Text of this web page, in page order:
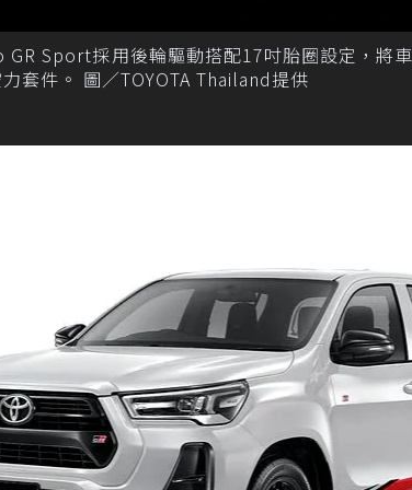
Sport採用後輪驅動搭配17吋胎圈設定，將
套件。 圖／TOYOTA Thailand提供